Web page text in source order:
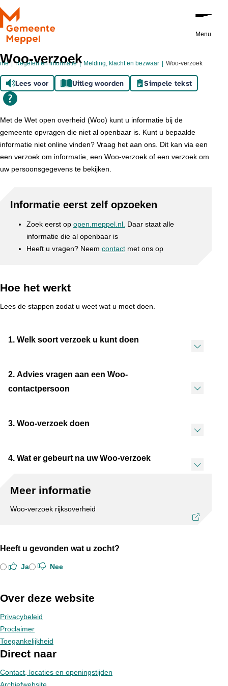
Ga naar de inhoud
Menu
Regelen en informatie Melding, klacht en bezwaar Woo-verzoek
Woo-verzoek
Lees voor Uitleg woorden Simpele tekst
Met de Wet open overheid (Woo) kunt u informatie bij de
gemeente opvragen die niet al openbaar is. Kunt u bepaalde
informatie niet online vinden? Vraag het aan ons. Dit kan via een
een verzoek om informatie, een Woo-verzoek of een verzoek om
uw persoonsgegevens te bekijken.
Informatie eerst zelf opzoeken
Zoek eerst op open.meppel.nl. Daar staat alle
informatie die al openbaar is
Heeft u vragen? Neem contact met ons op
Hoe het werkt
Lees de stappen zodat u weet wat u moet doen.
1. Welk soort verzoek u kunt doen
2. Advies vragen aan een Woo-
contactpersoon
3. Woo-verzoek doen
4. Wat er gebeurt na uw Woo-verzoek
Meer informatie
Woo-verzoek rijksoverheid
Heeft u gevonden wat u zocht?
Ja Nee
Over deze website
Privacybeleid
Proclaimer
Toegankelijkheid
Direct naar
Contact, locaties en openingstijden